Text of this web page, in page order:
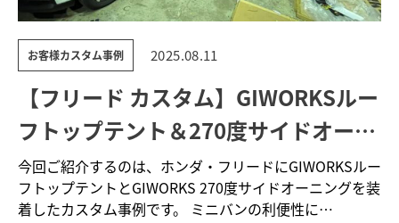
お客様カスタム事例 2025.08.11
【フリード カスタム】GIWORKSルー
フトップテント＆270度サイドオーニ
ングで快適アウトドア仕様に
今回ご紹介するのは、ホンダ・フリードにGIWORKSルー
フトップテントとGIWORKS 270度サイドオーニングを装
着したカスタム事例です。 ミニバンの利便性に…